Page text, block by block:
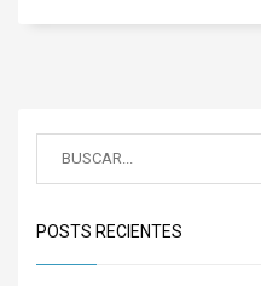
POSTS RECIENTES